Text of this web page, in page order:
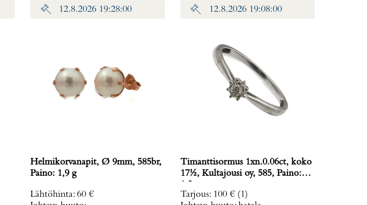
12.8.2026 19:28:00
Helmikorvanapit, Ø 9mm, 585br,
Paino: 1,9 g
Lähtöhinta: 60 €
12.8.2026 19:08:00
Timanttisormus 1xn.0.06ct, koko
17½, Kultajousi oy, 585, Paino:
Tarjous: 100 € (1)